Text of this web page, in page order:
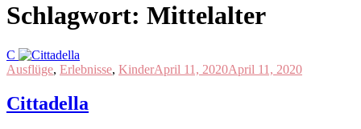
Schlagwort: Mittelalter
C
Ausflüge, Erlebnisse, KinderApril 11, 2020April 11, 2020
Cittadella